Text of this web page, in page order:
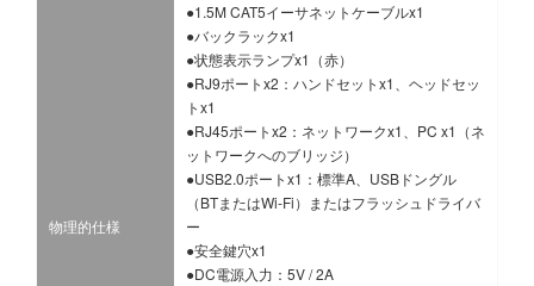
物理的仕様
●1.5M CAT5イーサネットケーブルx1
●バックラックx1
●状態表示ランプx1（赤）
●RJ9ポートx2：ハンドセットx1、ヘッドセッ
トx1
●RJ45ポートx2：ネットワークx1、PC x1（ネ
ットワークへのブリッジ）
●USB2.0ポートx1：標準A、USBドングル
（BTまたはWi-Fi）またはフラッシュドライバ
ー
●安全鍵穴x1
●DC電源入力：5V / 2A